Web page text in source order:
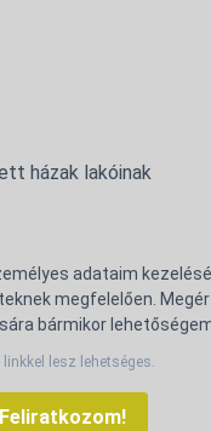
házak lakóinak
adataim
megfelelően.
bármikor lehetőségem
lesz lehetséges.
Feliratkozom!